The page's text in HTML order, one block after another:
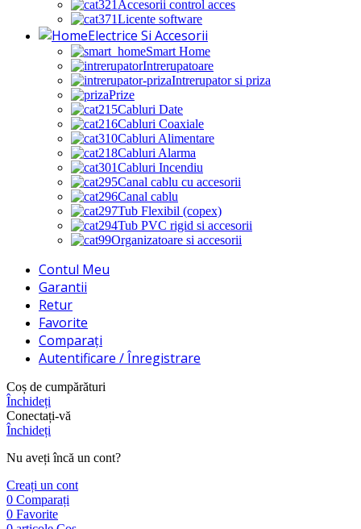
Accesorii control acces
Licente software
Electrice Si Accesorii
Smart Home
Intrerupatoare
Intrerupator si priza
Prize
Cabluri Date
Cabluri Coaxiale
Cabluri Alimentare
Cabluri Alarma
Cabluri Incendiu
Canal cablu cu accesorii
Canal cablu
Tub Flexibil (copex)
Tub PVC rigid si accesorii
Organizatoare si accesorii
Contul Meu
Garantii
Retur
Favorite
Comparați
Autentificare / Înregistrare
Coș de cumpărături
Închideți
Conectați-vă
Închideți
Nu aveți încă un cont?
Creați un cont
0 Comparați
0 Favorite